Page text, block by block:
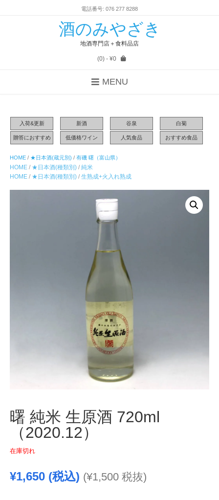
電話番号: 076 277 8288
酒のみやざき
地酒専門店＋食料品店
(0)- ¥0
MENU
入荷&更新 新酒 谷泉 白菊
贈答におすすめ 低価格ワイン 人気食品 おすすめ食品
HOME / ★日本酒(蔵元別) / 有磯 曙（富山県）
HOME / ★日本酒(種類別) / 純米
HOME / ★日本酒(種類別) / 生熟成+火入れ熟成
曙 純米 生原酒 720ml
（2020.12）
在庫切れ
¥1,650 (税込) (¥1,500 税抜)